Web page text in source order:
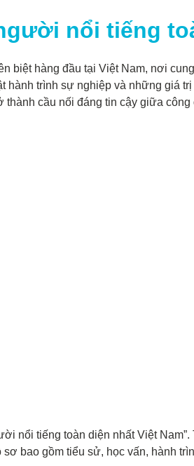
nổi tiếng
biệt hàng đầu tại Việt Nam, nơi
hành trình sự nghiệp và những giá
cầu nối đáng tin cậy giữa
nổi tiếng toàn diện nhất Việt
bao gồm tiểu sử, học vấn, hành